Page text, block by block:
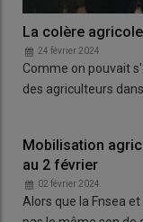
La colère
24 février 2024
Comme on pouvait
des agriculteurs
Mobilisation
au 2 février
02 février 2024
Alors que la Fnsea